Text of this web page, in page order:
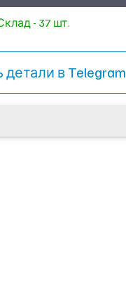
- 37 шт.
детали вTelegram